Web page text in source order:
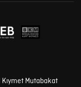
Kıymet Mutabakat